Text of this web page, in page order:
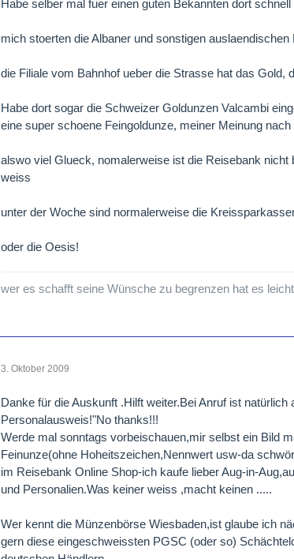
Habe selber mal fuer einen guten Bekannten dort
mich stoerten die Albaner und sonstigen auslaendischen
die Filiale vom Bahnhof ueber die Strasse hat das Gold,
Habe dort sogar die Schweizer Goldunzen Valcambi
eine super schoene Feingoldunze, meiner Meinung nach
alswo viel Glueck, nomalerweise ist die Reisebank
weiss
unter der Woche sind normalerweise die
oder die Oesis!
wer es schafft seine Wünsche zu begrenzen hat es
3. Oktober 2009
Danke für die Auskunft .Hilft weiter.Bei Anruf ist
Personalausweis!"No thanks!!!
Werde mal sonntags vorbeischauen,mir selbst ein Bild
Feinunze(ohne Hoheitszeichen,Nennwert usw-da
im Reisebank Online Shop-ich kaufe lieber Aug-in-
und Personalien.Was keiner weiss ,macht keinen .....
Wer kennt die Münzenbörse Wiesbaden,ist glaube ich
gern diese eingeschweissten PGSC (oder so)